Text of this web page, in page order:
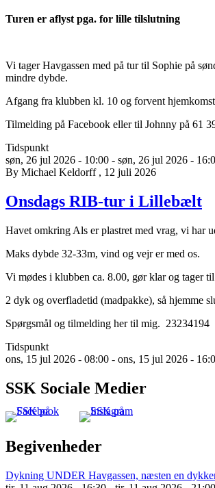
Turen er aflyst pga. for lille tilslutning
Vi tager Havgassen med på tur til Sophie på
mindre dybde.
Afgang fra klubben kl. 10 og forvent
Tilmelding på Facebook eller til Johnny på 61
Tidspunkt
søn, 26 jul 2026 - 10:00 - søn, 26 jul 2026 -
By Michael Keldorff , 12 juli 2026
Onsdags RIB-tur i Lillebælt
Havet omkring Als er plastret med vrag, vi har
Maks dybde 32-33m, vind og vejr er med os.
Vi mødes i klubben ca. 8.00, gør klar og tager
2 dyk og overfladetid (madpakke), så hjemme
Spørgsmål og tilmelding her til mig. 23234194
Tidspunkt
ons, 15 jul 2026 - 08:00 - ons, 15 jul 2026 -
SSK Sociale Medier
Begivenheder
Dykning UNDER Havgassen, næsten en